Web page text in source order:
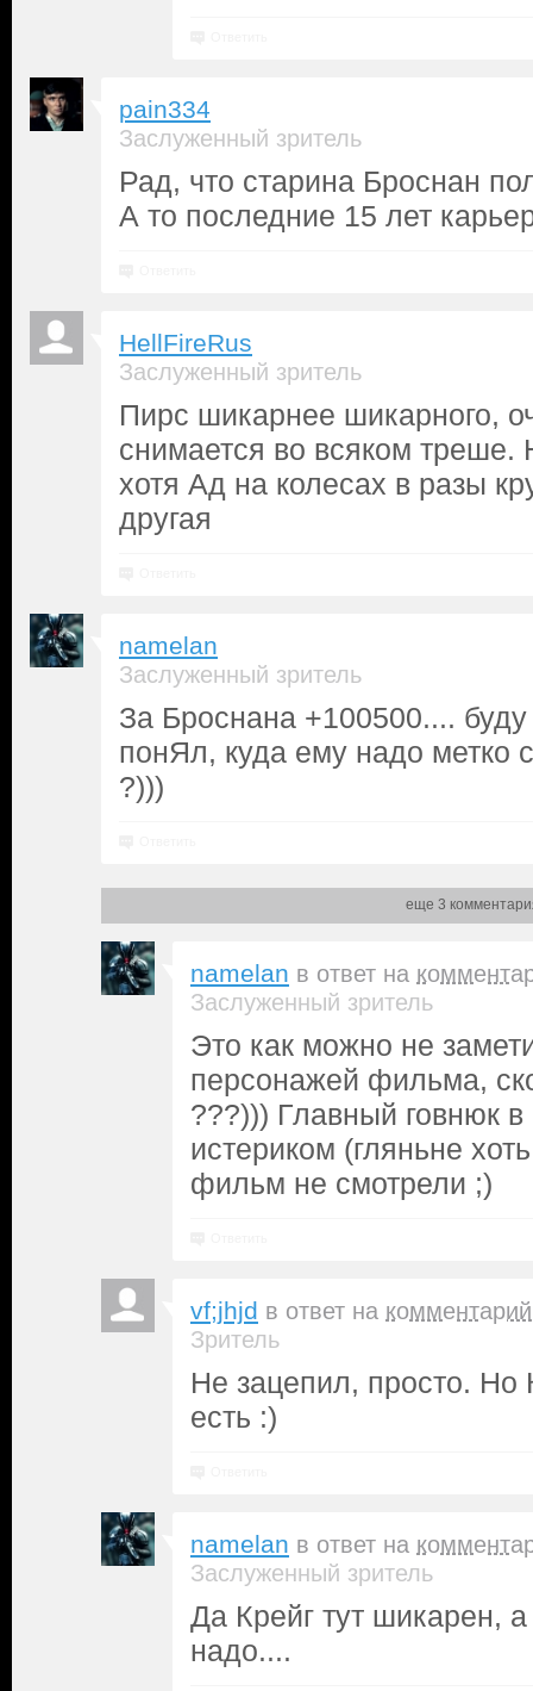
pain334
Заслуженный зритель
Рад, что старина Броснан
А то последние 15 лет
HellFireRus
Заслуженный зритель
Пирс шикарнее шикарного,
снимается во всяком треше.
хотя Ад на колесах в разы
другая
namelan
Заслуженный зритель
За Броснана +100500....
понЯл, куда ему надо метко
?)))
еще 3
namelan в ответ на
Заслуженный зритель
Это как можно не
персонажей фильма,
???))) Главный говнюк
истериком (гляньне
фильм не смотрели ;)
vf;jhjd в ответ на комментарий
Зритель
Не зацепил, просто. Но
есть :)
namelan в ответ на
Заслуженный зритель
Да Крейг тут шикарен, а
надо....